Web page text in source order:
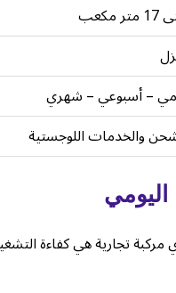
مكعب
– أسبوعي – شهري
والخدمات اللوجستية
تجارية هي كفاءة